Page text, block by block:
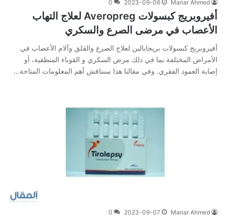
Manar Ahmed
2023-09-06
0
أفيروبريج كبسولات Averopreg لعلاج التهاب
الأعصاب في مرضى الصرع والسكري
أفيروبريج كبسولات بريجابالين لعلاج الصرع والقلق وآلام الأعصاب في
الأمراض المختلفة بما في ذلك مرض السكري و القوباء المنطقية، أو
إصابة العمود الفقري. وفي‌ ‌مقالنا‌ ‌هذا‌ ‌سنناقش‌ ‌أهم‌ ‌المعلومات‌ ‌المتاحة‌…
Manar Ahmed
2023-09-07
0